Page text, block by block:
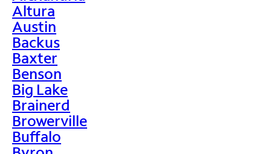
Altura
Austin
Backus
Baxter
Benson
Big Lake
Brainerd
Browerville
Buffalo